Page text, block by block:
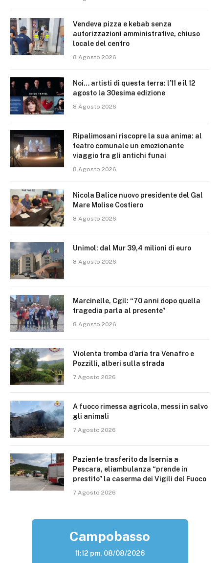
Vendeva pizza e kebab senza
autorizzazioni amministrative, chiuso
locale del centro
8 Agosto 2026
Noi… artisti di questa terra: l’11 e il 12
agosto la 30esima edizione
8 Agosto 2026
Ripalimosani riscopre la sua anima: al
teatro comunale un emozionante
viaggio tra gli antichi funai
8 Agosto 2026
Nicola Balice nuovo presidente del Gal
Mare Molise Costiero
8 Agosto 2026
Unimol: dal Mur 39,4 milioni di euro
8 Agosto 2026
Marcinelle, Cgil: “70 anni dopo quella
tragedia parla al presente”
8 Agosto 2026
Violenta tromba d’aria tra Venafro e
Pozzilli, alberi sulla strada
7 Agosto 2026
A fuoco rimessa agricola, messi in salvo
gli animali
7 Agosto 2026
Paziente trasferito da Isernia a
Pescara, eliambulanza “prende in
prestito” la caserma dei Vigili del Fuoco
7 Agosto 2026
Campobasso
11:12 pm, 08/08/2026